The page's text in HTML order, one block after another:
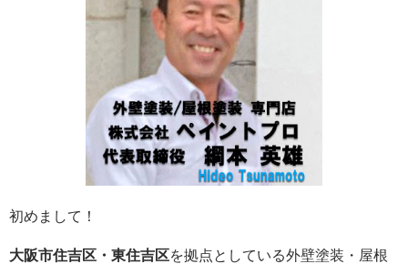
初めまして！
大阪市住吉区・東住吉区を拠点としている外壁塗装・屋根